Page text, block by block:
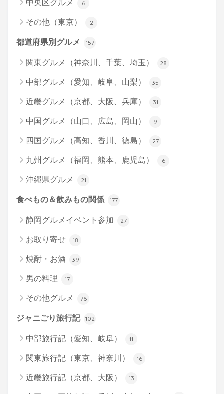
中央区グルメ 6
その他（東京） 2
都道府県別グルメ 157
関東グルメ（神奈川、千葉、埼玉） 28
中部グルメ（愛知、岐阜、山梨） 35
近畿グルメ（京都、大阪、兵庫） 31
中国グルメ（山口、広島、岡山） 9
四国グルメ（高知、香川、徳島） 27
九州グルメ（福岡、熊本、鹿児島） 6
沖縄県グルメ 21
食べもの＆飲みもの関係 177
静岡グルメイベント参加 27
お取り寄せ 18
焼酎・お酒 39
男の料理 17
その他グルメ 76
ジャニごり旅行記 102
中部旅行記（愛知、岐阜） 11
関東旅行記（東京、神奈川） 16
近畿旅行記（京都、大阪） 13